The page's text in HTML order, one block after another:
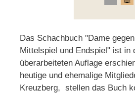
Das Schachbuch "Dame
Mittelspiel und Endspiel" ist in
überarbeiteten Auflage
heutige und ehemalige
Kreuzberg, stellen das Buch